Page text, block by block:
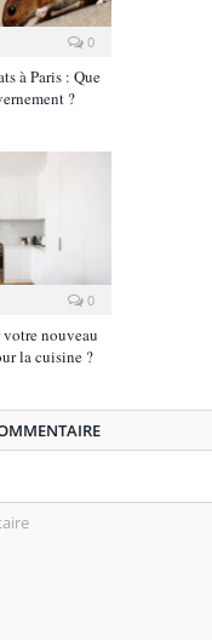
0
à Paris : Que
?
0
nouveau
la cuisine ?